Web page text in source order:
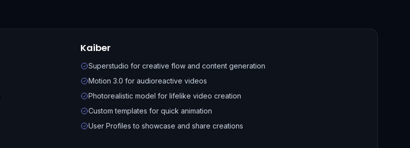
Kaiber
Superstudio for creative flow and content generation
Motion 3.0 for audioreactive videos
Photorealistic model for lifelike video creation
Custom templates for quick animation
User Profiles to showcase and share creations